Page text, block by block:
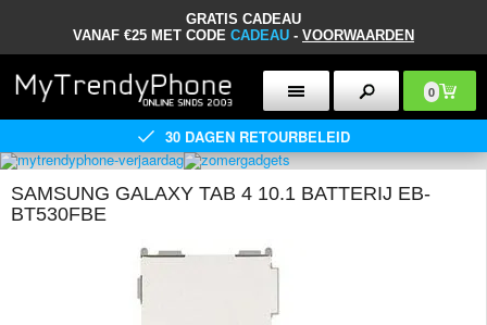
GRATIS CADEAU
VANAF €25 MET CODE CADEAU - VOORWAARDEN
0
30 DAGEN RETOURBELEID
SAMSUNG GALAXY TAB 4 10.1 BATTERIJ EB-
BT530FBE